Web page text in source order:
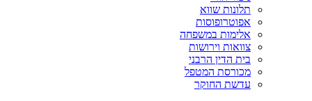
תלונות שווא
אפוטרופוסות
אלימות במשפחה
צוואות וירושות
בית הדין הרבני
מכורסת המטפל
עדשת החוקר